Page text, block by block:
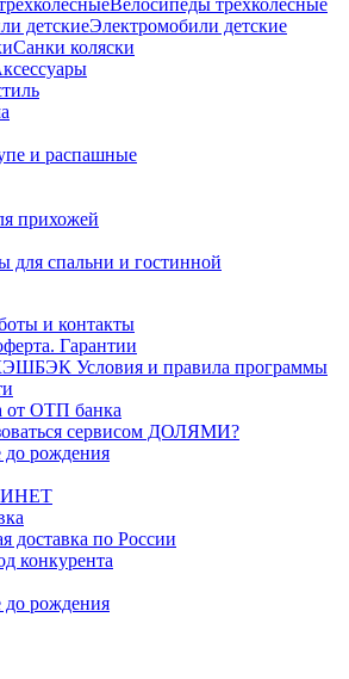
Электромобили детские
Санки коляски
и распашные
прихожей
для спальни и гостинной
и контакты
Гарантии
Условия и правила программы
от ОТП банка
сервисом ДОЛЯМИ?
до рождения
доставка по России
конкурента
до рождения